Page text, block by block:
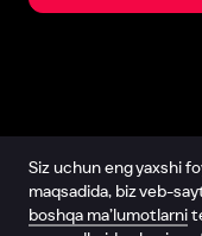
Siz uchun eng yaxshi
maqsadida, biz veb-
boshqa ma’lumotlarni